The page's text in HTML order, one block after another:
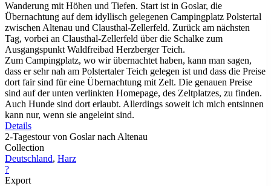
Wanderung mit Höhen und Tiefen. Start ist in Goslar, die
Übernachtung auf dem idyllisch gelegenen Campingplatz Polstertal
zwischen Altenau und Clausthal-Zellerfeld. Zurück am nächsten
Tag, vorbei an Clausthal-Zellerfeld über die Schalke zum
Ausgangspunkt Waldfreibad Herzberger Teich.
Zum Campingplatz, wo wir übernachtet haben, kann man sagen,
dass er sehr nah am Polstertaler Teich gelegen ist und dass die Preise
dort fair sind für eine Übernachtung mit Zelt. Die genauen Preise
sind auf der unten verlinkten Homepage, des Zeltplatzes, zu finden.
Auch Hunde sind dort erlaubt. Allerdings soweit ich mich entsinnen
kann nur, wenn sie angeleint sind.
Details
2-Tagestour von Goslar nach Altenau
Collection
Deutschland, Harz
?
Export